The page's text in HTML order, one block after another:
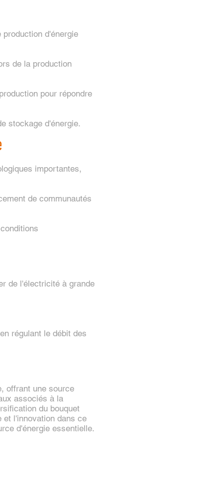
d'énergie
de la production
pour répondre
stockage d'énergie.
importantes,
de communautés
de l'électricité à grande
régulant le débit des
offrant une source
associés à la
du bouquet
et l'innovation dans ce
d'énergie essentielle.